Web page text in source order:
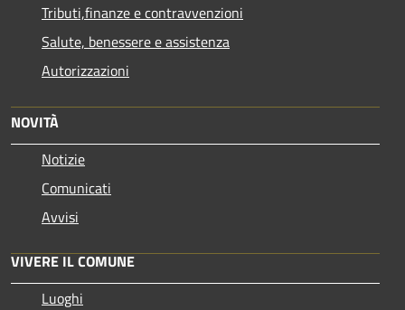
Tributi,finanze e contravvenzioni
Salute, benessere e assistenza
Autorizzazioni
NOVITÀ
Notizie
Comunicati
Avvisi
VIVERE IL COMUNE
Luoghi